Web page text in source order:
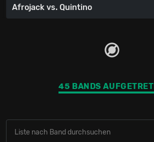
Afrojack vs. Quintino
45 BANDS